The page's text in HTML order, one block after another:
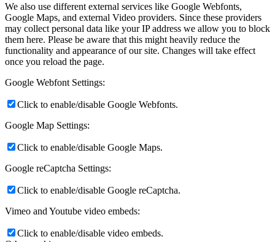
We also use different external services like Google Webfonts,
Google Maps, and external Video providers. Since these providers
may collect personal data like your IP address we allow you to block
them here. Please be aware that this might heavily reduce the
functionality and appearance of our site. Changes will take effect
once you reload the page.
Google Webfont Settings:
Click to enable/disable Google Webfonts.
Google Map Settings:
Click to enable/disable Google Maps.
Google reCaptcha Settings:
Click to enable/disable Google reCaptcha.
Vimeo and Youtube video embeds:
Click to enable/disable video embeds.